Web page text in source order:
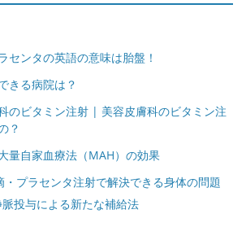
センタの英語の意味は胎盤！
きる病院は？
のビタミン注射 | 美容皮膚科のビタミン注
？
量自家血療法（MAH）の効果
・プラセンタ注射で解決できる身体の問題
投与による新たな補給法